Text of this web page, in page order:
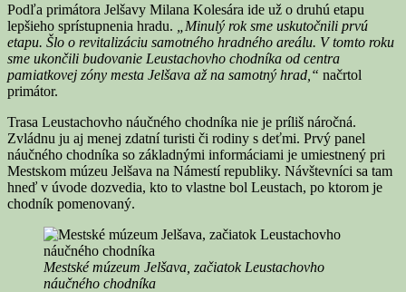
Podľa primátora Jelšavy Milana Kolesára ide už o druhú etapu
lepšieho sprístupnenia hradu.
„Minulý rok sme uskutočnili prvú
etapu. Šlo o revitalizáciu samotného hradného areálu. V tomto roku
sme ukončili budovanie Leustachovho chodníka od centra
pamiatkovej zóny mesta Jelšava až na samotný hrad,“ načrtol
primátor.
Trasa Leustachovho náučného chodníka nie je príliš náročná.
Zvládnu ju aj menej zdatní turisti či rodiny s deťmi. Prvý panel
náučného chodníka so základnými informáciami je umiestnený pri
Mestskom múzeu Jelšava na Námestí republiky. Návštevníci sa tam
hneď v úvode dozvedia, kto to vlastne bol Leustach, po ktorom je
chodník pomenovaný.
Mestské múzeum Jelšava, začiatok Leustachovho
náučného chodníka